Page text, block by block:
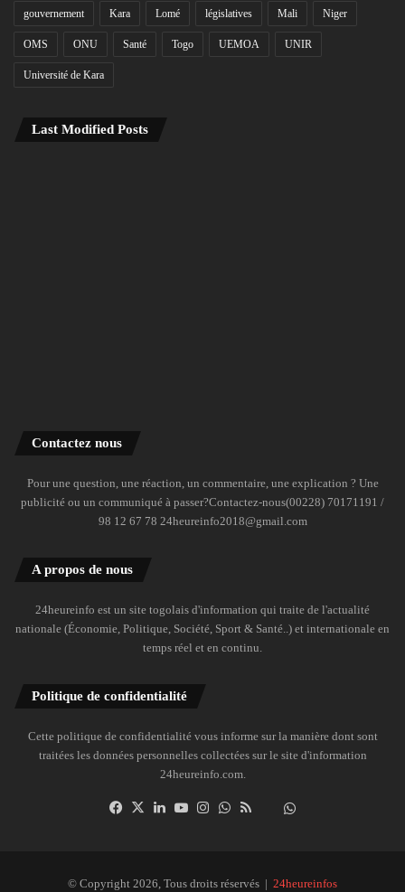
gouvernement Kara Lomé législatives Mali Niger
OMS ONU Santé Togo UEMOA UNIR
Université de Kara
Last Modified Posts
Contactez nous
Pour une question, une réaction, un commentaire, une explication ? Une
publicité ou un communiqué à passer?Contactez-nous(00228) 70171191 /
98 12 67 78 24heureinfo2018@gmail.com
A propos de nous
24heureinfo est un site togolais d'information qui traite de l'actualité
nationale (Économie, Politique, Société, Sport & Santé..) et internationale en
temps réel et en continu.
Politique de confidentialité
Cette politique de confidentialité vous informe sur la manière dont sont
traitées les données personnelles collectées sur le site d'information
24heureinfo.com.
Facebook
X LinkedinYouTubeInstagramWhatsAppDailymotion
© Copyright 2026, Tous droits réservés | 24heureinfos